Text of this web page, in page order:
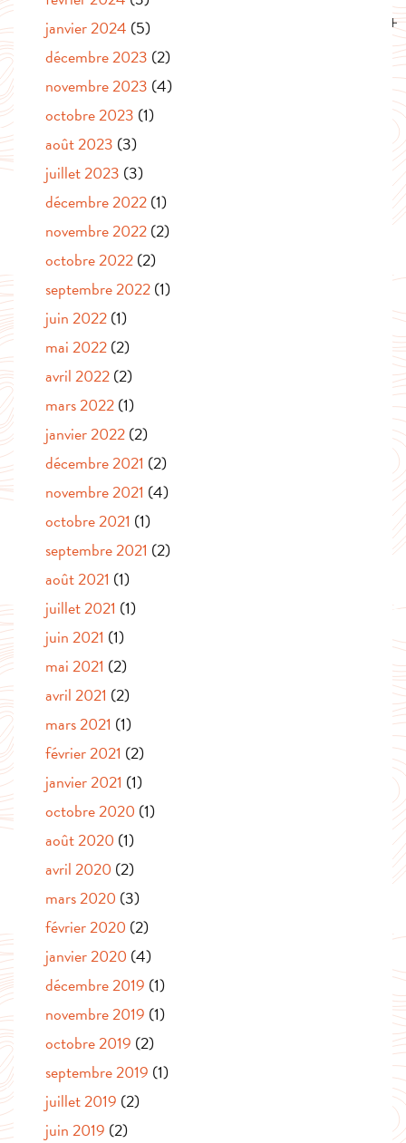
janvier 2024 (5)
décembre 2023 (2)
novembre 2023 (4)
octobre 2023 (1)
août 2023 (3)
juillet 2023 (3)
décembre 2022(1)
novembre 2022(2)
octobre 2022(2)
septembre 2022(1)
juin 2022(1)
mai 2022(2)
avril 2022(2)
mars 2022(1)
janvier 2022(2)
décembre 2021 (2)
novembre 2021 (4)
octobre 2021 (1)
septembre 2021 (2)
août 2021 (1)
juillet 2021 (1)
juin 2021 (1)
mai 2021 (2)
avril 2021 (2)
mars 2021 (1)
février 2021 (2)
janvier 2021 (1)
octobre 2020 (1)
août 2020 (1)
avril 2020 (2)
mars 2020 (3)
février 2020 (2)
janvier 2020 (4)
décembre 2019 (1)
novembre 2019 (1)
octobre 2019 (2)
septembre 2019 (1)
juillet 2019 (2)
juin 2019 (2)